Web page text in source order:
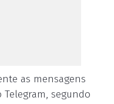
as mensagens
segundo